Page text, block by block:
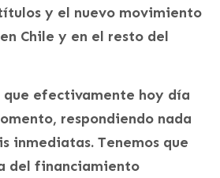
y el nuevo movimiento
Chile y en el resto del
que efectivamente hoy día
respondiendo nada
inmediatas. Tenemos que
del financiamiento